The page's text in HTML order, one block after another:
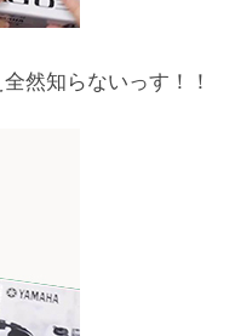
然知らないっす！！